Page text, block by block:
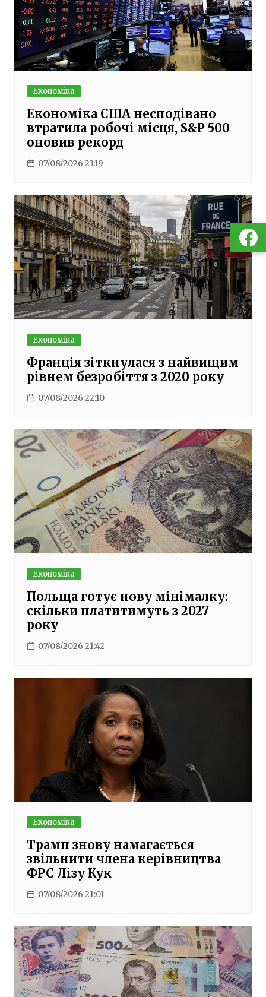
Економіка
Економіка США несподівано
втратила робочі місця, S&P 500
оновив рекорд
07/08/2026 23:19
Економіка
Франція зіткнулася з найвищим
рівнем безробіття з 2020 року
07/08/2026 22:10
Економіка
Польща готує нову мінімалку:
скільки платитимуть з 2027
року
07/08/2026 21:42
Економіка
Трамп знову намагається
звільнити члена керівництва
ФРС Лізу Кук
07/08/2026 21:01